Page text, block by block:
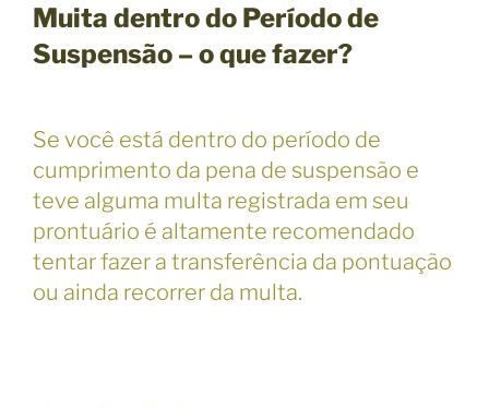
Muita dentro do Período de
Suspensão – o que fazer?
Se você está dentro do período de
cumprimento da pena de suspensão e
teve alguma multa registrada em seu
prontuário é altamente recomendado
tentar fazer a transferência da pontuação
ou ainda recorrer da multa.